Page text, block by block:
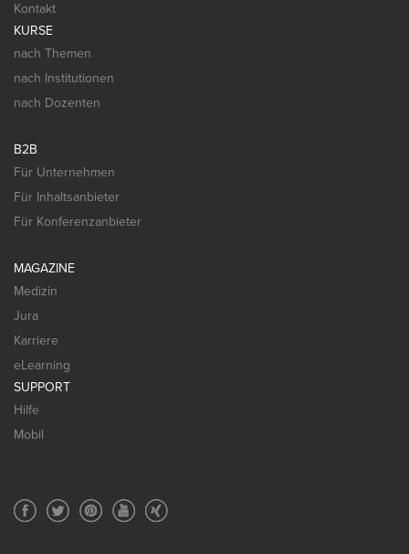
Kontakt
KURSE
nach Themen
nach Institutionen
nach Dozenten
B2B
Für Unternehmen
Für Inhaltsanbieter
Für Konferenzanbieter
MAGAZINE
Medizin
Jura
Karriere
eLearning
SUPPORT
Hilfe
Mobil